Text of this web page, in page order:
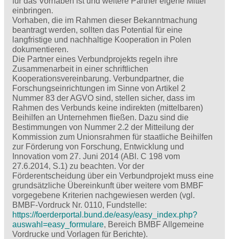
einbringen.
Vorhaben, die im Rahmen dieser Bekanntmachung
beantragt werden, sollten das Potential für eine
langfristige und nachhaltige Kooperation in Polen
dokumentieren.
Die Partner eines Verbundprojekts regeln ihre
Zusammenarbeit in einer schriftlichen
Kooperationsvereinbarung. Verbundpartner, die
Forschungseinrichtungen im Sinne von Artikel 2
Nummer 83 der AGVO sind, stellen sicher, dass im
Rahmen des Verbunds keine indirekten (mittelbaren)
Beihilfen an Unternehmen fließen. Dazu sind die
Bestimmungen von Nummer 2.2 der Mitteilung der
Kommission zum Unionsrahmen für staatliche Beihilfen
zur Förderung von Forschung, Entwicklung und
Innovation vom 27. Juni 2014 (ABl. C 198 vom
27.6.2014, S.1) zu beachten. Vor der
Förderentscheidung über ein Verbundprojekt muss eine
grundsätzliche Übereinkunft über weitere vom BMBF
vorgegebene Kriterien nachgewiesen werden (vgl.
BMBF-Vordruck Nr. 0110, Fundstelle:
https://foerderportal.bund.de/easy/easy_index.php?
auswahl=easy_formulare, Bereich BMBF Allgemeine
Vordrucke und Vorlagen für Berichte).